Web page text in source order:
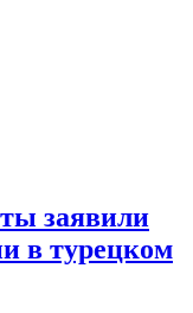
заявили
в турецком